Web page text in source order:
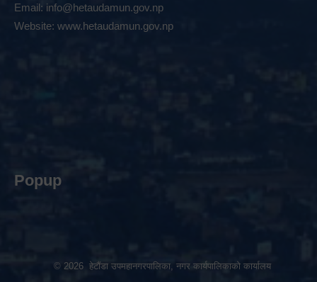
Email: info@hetaudamun.gov.np
Website: www.hetaudamun.gov.np
Popup
© 2026 हेटौंडा उपमहानगरपालिका, नगर कार्यपालिकाको कार्यालय